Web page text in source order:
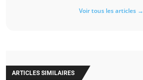
Voir tous les articles →
ARTICLES SIMILAIRES